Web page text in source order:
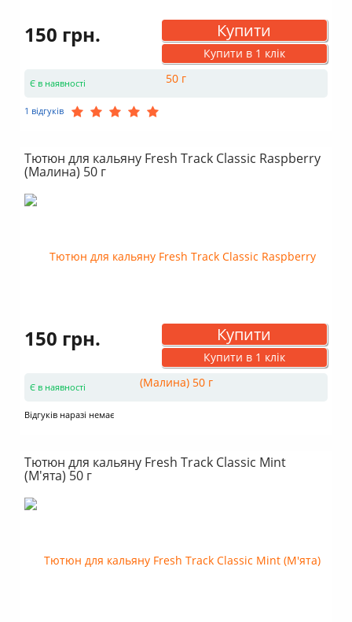
150 грн. Купити
Купити в 1 клік
Є в наявності
1 відгуків
Тютюн для кальяну Fresh Track Classic Raspberry
(Малина) 50 г
150 грн. Купити
Купити в 1 клік
Є в наявності
Відгуків наразі немає
Тютюн для кальяну Fresh Track Classic Mint
(М'ята) 50 г